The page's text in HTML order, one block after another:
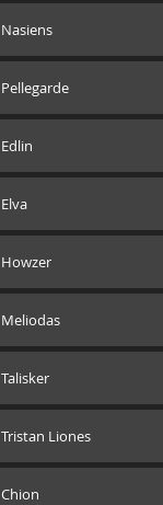
Nasiens
Pellegarde
Edlin
Elva
Howzer
Meliodas
Talisker
Tristan Liones
Chion